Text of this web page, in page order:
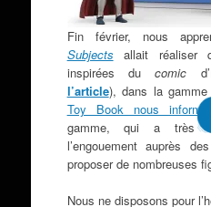
Fin février, nous
Subjects allait réaliser
inspirées ducomic
l’article), dans la gamme
Toy Book nous informe
gamme, qui a très
l’engouement auprès
proposer de nombreuses
Nous ne disposons pour